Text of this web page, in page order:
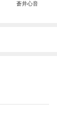
蒼井心音